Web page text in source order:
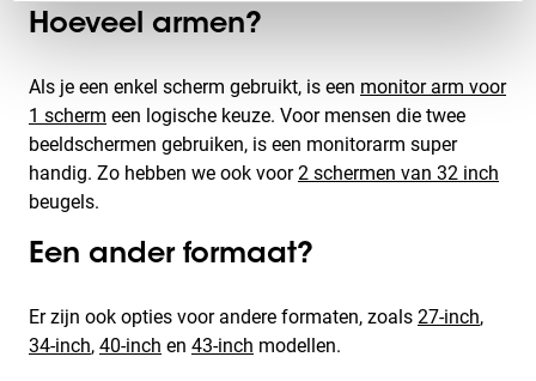
Hoeveel armen?
Als je een enkel scherm gebruikt, is een monitor arm voor
1 scherm een logische keuze. Voor mensen die twee
beeldschermen gebruiken, is een monitorarm super
handig. Zo hebben we ook voor2 schermen van 32 inch
beugels.
Een ander formaat?
Er zijn ook opties voor andere formaten, zoals 27-inch,
34-inch, 40-inch en 43-inch modellen.